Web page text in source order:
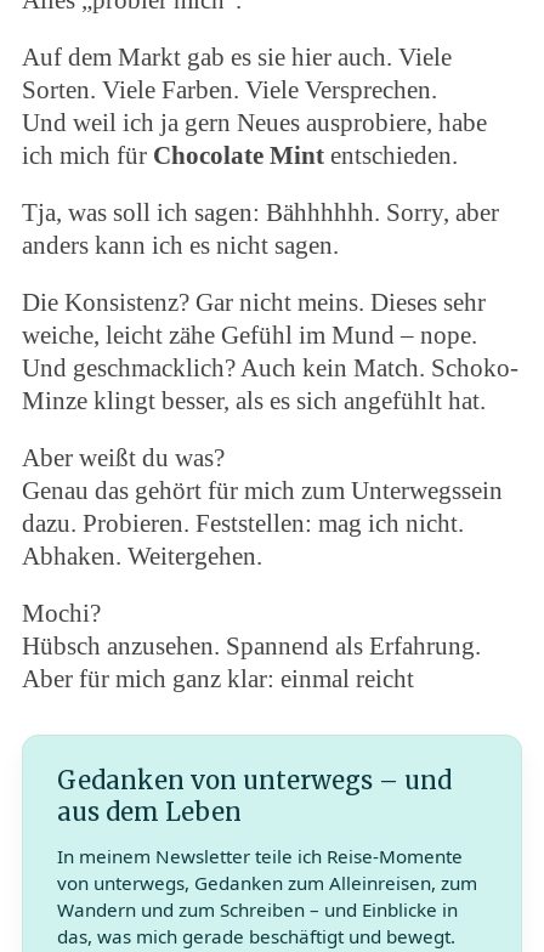
Auf dem Markt gab es sie hier auch. Viele
Sorten. Viele Farben. Viele Versprechen.
Und weil ich ja gern Neues ausprobiere, habe
ich mich für Chocolate Mintentschieden.
Tja, was soll ich sagen: Bähhhhhh. Sorry, aber
anders kann ich es nicht sagen.
Die Konsistenz? Gar nicht meins. Dieses sehr
weiche, leicht zähe Gefühl im Mund – nope.
Und geschmacklich? Auch kein Match. Schoko-
Minze klingt besser, als es sich angefühlt hat.
Aber weißt du was?
Genau das gehört für mich zum Unterwegssein
dazu. Probieren. Feststellen: mag ich nicht.
Abhaken. Weitergehen.
Mochi?
Hübsch anzusehen. Spannend als Erfahrung.
Aber für mich ganz klar: einmal reicht
Gedanken von unterwegs – und
aus dem Leben
In meinem Newsletter teile ich Reise-Momente
von unterwegs, Gedanken zum Alleinreisen, zum
Wandern und zum Schreiben – und Einblicke in
das, was mich gerade beschäftigt und bewegt.